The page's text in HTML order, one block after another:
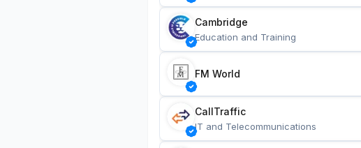
Cambridge
Education and Training
FM World
CallTraffic
IT and Telecommunications